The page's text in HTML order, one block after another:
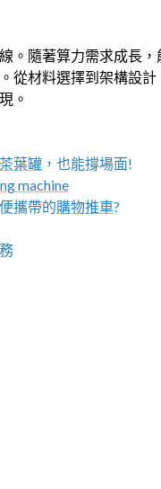
。隨著算力需求成長
從材料選擇到架構設
。
茶葉罐 ，也能撐場面!
machine
攜帶的購物推車?